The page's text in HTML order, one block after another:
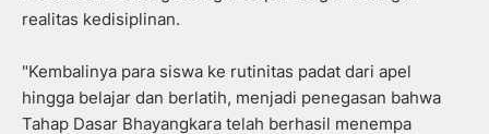
realitas kedisiplinan.
"Kembalinya para siswa ke rutinitas padat dari apel
hingga belajar dan berlatih, menjadi penegasan bahwa
Tahap Dasar Bhayangkara telah berhasil menempa